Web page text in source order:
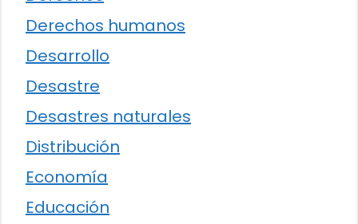
Derechos humanos
Desarrollo
Desastre
Desastres naturales
Distribución
Economía
Educación